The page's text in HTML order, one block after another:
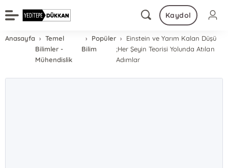
Kaydol
Anasayfa
Temel
Bilimler -
Mühendislik
Popüler
Bilim
Einstein ve Yarım Kalan Düşü
;Her Şeyin Teorisi Yolunda Atılan
Adımlar